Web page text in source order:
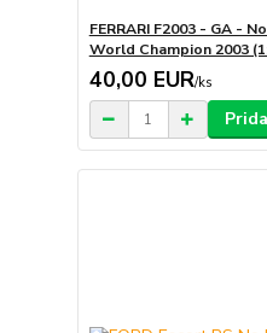
FERRARI F2003 - GA -
World Champion 2003
40,00 EUR/ks